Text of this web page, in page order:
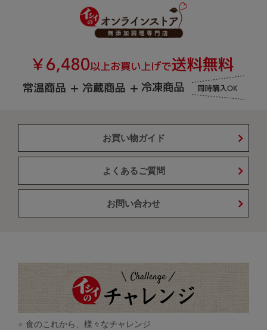
お買い物ガイド
よくあるご質問
お問い合わせ
食のこれから、様々なチャレンジ